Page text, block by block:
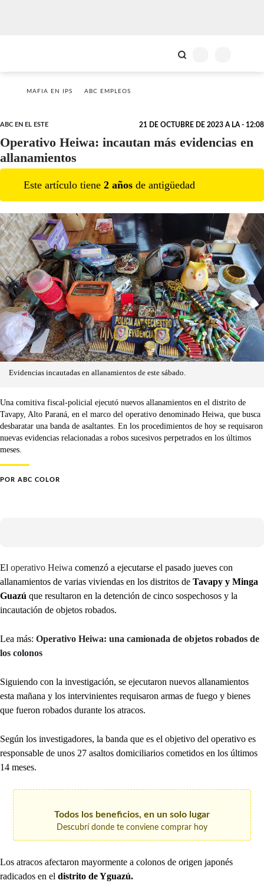
MAFIA EN IPS ABC EMPLEOS
ABC EN EL ESTE 21 DE OCTUBRE DE 2023 A LA - 12:08
Operativo Heiwa: incautan más evidencias en
allanamientos
Este artículo tiene 2 años de antigüedad
Evidencias incautadas en allanamientos de este sábado.
Una comitiva fiscal-policial ejecutó nuevos allanamientos en el distrito de
Tavapy, Alto Paraná, en el marco del operativo denominado Heiwa, que busca
desbaratar una banda de asaltantes. En los procedimientos de hoy se requisaron
nuevas evidencias relacionadas a robos sucesivos perpetrados en los últimos
meses.
POR ABC COLOR
El operativo Heiwa comenzó a ejecutarse el pasado jueves con
allanamientos de varias viviendas en los distritos de Tavapy y Minga
Guazú que resultaron en la detención de cinco sospechosos y la
incautación de objetos robados.
Lea más: Operativo Heiwa: una camionada de objetos robados de
los colonos
Siguiendo con la investigación, se ejecutaron nuevos allanamientos
esta mañana y los intervinientes requisaron armas de fuego y bienes
que fueron robados durante los atracos.
Según los investigadores, la banda que es el objetivo del operativo es
responsable de unos 27 asaltos domiciliarios cometidos en los últimos
14 meses.
Todos los beneficios, en un solo lugar
Descubrí donde te conviene comprar hoy
Los atracos afectaron mayormente a colonos de origen japonés
radicados en el distrito de Yguazú.